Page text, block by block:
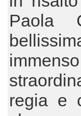
Paola
regia e